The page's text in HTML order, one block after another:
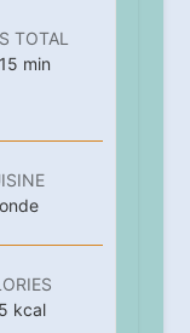
TOTAL
15 minutes
min
kcal